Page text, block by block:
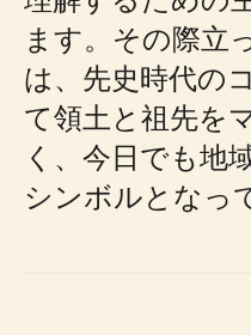
ます。その際立
は、先史時代の
て領土と祖先を
く、今日でも地
シンボルとなっ